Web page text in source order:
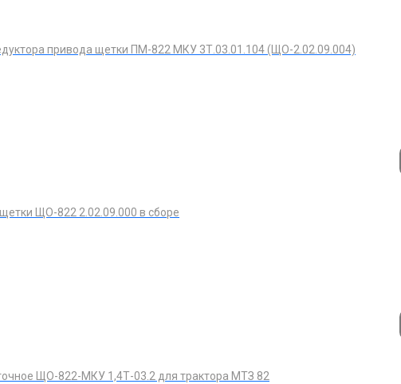
привода щетки ПМ-822 МКУ 3Т.03.01.104 (ЩО-2.02.09.004)
ЩО-822 2.02.09.000 в сборе
ЩО-822-МКУ 1,4Т-03.2 для трактора МТЗ 82